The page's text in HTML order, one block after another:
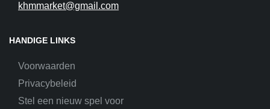
khmmarket@gmail.com
HANDIGE LINKS
Voorwaarden
Privacybeleid
Stel een nieuw spel voor